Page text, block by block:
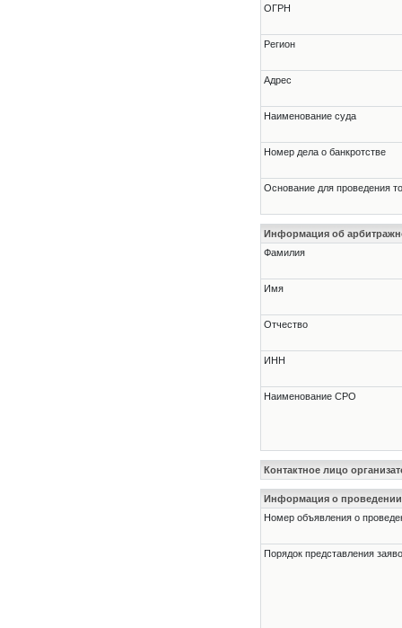
ОГРН
Регион
Адрес
Наименование суда
Номер дела о банкротстве
Основание для проведения
Информация об
Фамилия
Имя
Отчество
ИНН
Наименование СРО
Контактное лицо
Информация о проведении
Номер объявления о
Порядок представления